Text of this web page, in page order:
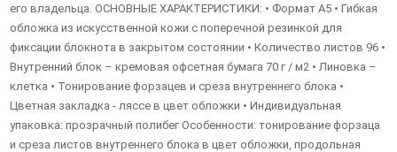
его владельца. ОСНОВНЫЕ ХАРАКТЕРИСТИКИ: • Формат А5 • Гибкая
обложка из искусственной кожи с поперечной резинкой для
фиксации блокнота в закрытом состоянии • Количество листов 96 •
Внутренний блок – кремовая офсетная бумага 70 г / м2 • Линовка –
клетка • Тонирование форзацев и среза внутреннего блока •
Цветная закладка - ляссе в цвет обложки • Индивидуальная
упаковка: прозрачный полибег Особенности: тонирование форзаца
и среза листов внутреннего блока в цвет обложки, продольная